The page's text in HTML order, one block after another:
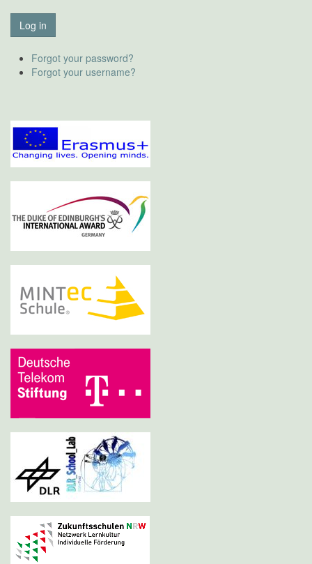
Log in
Forgot your password?
Forgot your username?